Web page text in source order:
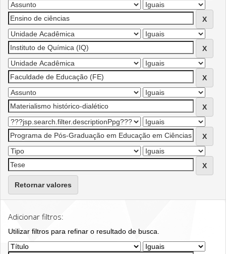
Retornar valores
Adicionar filtros:
Utilizar filtros para refinar o resultado de busca.